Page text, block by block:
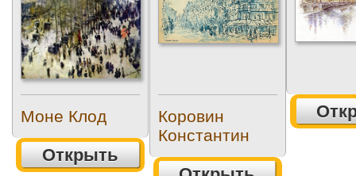
Моне Клод
Открыть
Коровин
Константин